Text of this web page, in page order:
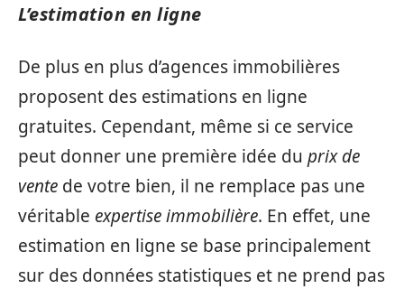
L’estimation en ligne
De plus en plus d’agences immobilières
proposent des estimations en ligne
gratuites. Cependant, même si ce service
peut donner une première idée du prix de
vente de votre bien, il ne remplace pas une
véritable expertise immobilière. En effet, une
estimation en ligne se base principalement
sur des données statistiques et ne prend pas